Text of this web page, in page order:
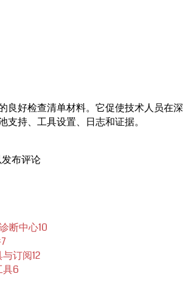
良好检查清单材料。它促使技术人员在深
支持、工具设置、日志和证据。
布评论
断中心10
7
订阅12
具6